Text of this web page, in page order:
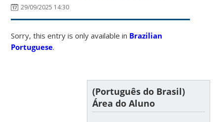
29/09/2025 14:30
Sorry, this entry is only available in Brazilian
Portuguese.
(Português do Brasil)
Área do Aluno